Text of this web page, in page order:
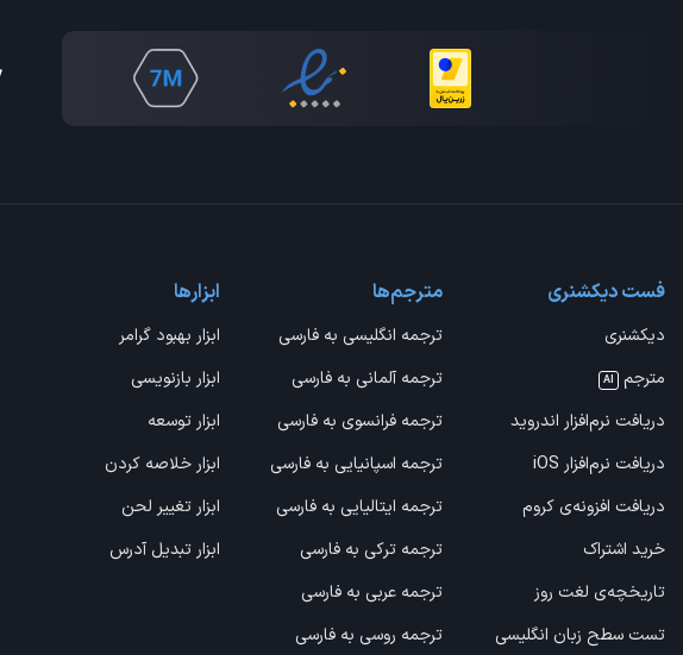
فست دیکشنری
دیکشنری
مترجم
AI
دریافت نرم‌افزار اندروید
دریافت نرم‌افزار iOS
دریافت افزونه‌ی کروم
خرید اشتراک
تاریخچه‌ی لغت روز
تست سطح زبان انگلیسی
مترجم‌ها
ترجمه انگلیسی به فارسی
ترجمه آلمانی به فارسی
ترجمه فرانسوی به فارسی
ترجمه اسپانیایی به فارسی
ترجمه ایتالیایی به فارسی
ترجمه ترکی به فارسی
ترجمه عربی به فارسی
ترجمه روسی به فارسی
ابزارها
ابزار بهبود گرامر
ابزار بازنویسی
ابزار توسعه
ابزار خلاصه کردن
ابزار تغییر لحن
ابزار تبدیل آدرس